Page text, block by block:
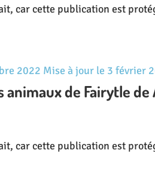
car cette publication est
2022 Mise à jour le 3 février
animaux de Fairytle
car cette publication est